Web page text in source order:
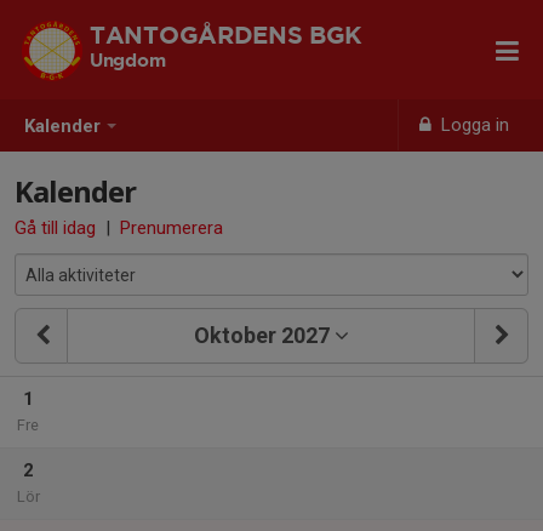
Kalender Logga in
TANTOGÅRDENS BGK
Ungdom
Kalender
Gå till idag | Prenumerera
Oktober 2027
1
Fre
2
Lör